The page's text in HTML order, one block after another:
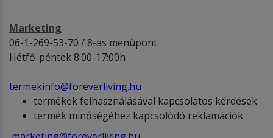
Marketing
06-1-269-53-70 / 8-as menüpont
Hétfő-péntek 8:00-17:00h
termekinfo@foreverliving.hu
termékek felhasználásával kapcsolatos kérdések
termék minőségéhez kapcsolódó reklamációk